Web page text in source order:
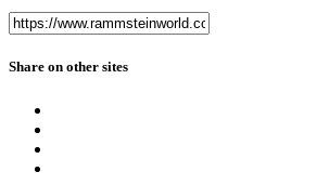
Share on other sites